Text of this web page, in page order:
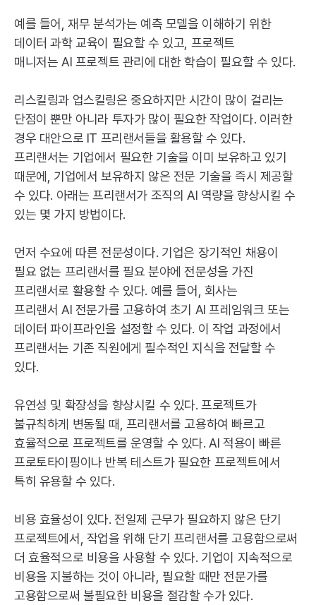
예를 들어, 재무 분석가는 예측 모델을 이해하기 위한
데이터 과학 교육이 필요할 수 있고, 프로젝트
매니저는 AI 프로젝트 관리에 대한 학습이 필요할 수 있다.
리스킬링과 업스킬링은 중요하지만 시간이 많이 걸리는
단점이 뿐만 아니라 투자가 많이 필요한 작업이다. 이러한
경우 대안으로 IT 프리랜서들을 활용할 수 있다.
프리랜서는 기업에서 필요한 기술을 이미 보유하고 있기
때문에, 기업에서 보유하지 않은 전문 기술을 즉시 제공할
수 있다. 아래는 프리랜서가 조직의AI 역량을 향상시킬 수
있는 몇 가지 방법이다.
먼저 수요에 따른 전문성이다. 기업은 장기적인 채용이
필요 없는 프리랜서를 필요 분야에 전문성을 가진
프리랜서로 활용할 수 있다. 예를 들어, 회사는
프리랜서 AI 전문가를 고용하여 초기 AI 프레임워크 또는
데이터 파이프라인을 설정할 수 있다. 이 작업 과정에서
프리랜서는 기존 직원에게 필수적인 지식을 전달할 수
있다.
유연성 및 확장성을 향상시킬 수 있다. 프로젝트가
불규칙하게 변동될 때, 프리랜서를 고용하여 빠르고
효율적으로 프로젝트를 운영할 수 있다.AI 적용이 빠른
프로토타이핑이나 반복 테스트가 필요한 프로젝트에서
특히 유용할 수 있다.
비용 효율성이 있다. 전일제 근무가 필요하지 않은 단기
프로젝트에서, 작업을 위해 단기 프리랜서를 고용함으로써
더 효율적으로 비용을 사용할 수 있다. 기업이 지속적으로
비용을 지불하는 것이 아니라, 필요할 때만 전문가를
고용함으로써 불필요한 비용을 절감할 수가 있다.